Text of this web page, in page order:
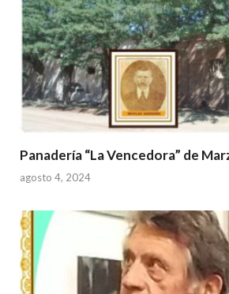
Panadería “La Vencedora” de
agosto 4, 2024